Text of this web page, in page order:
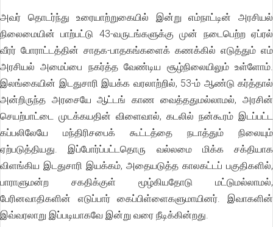
அவர் தொடர்ந்து உரையாற்றுகையில் இன்று எம்நாட்டின் அரசியல்
நிலைமையின் பாற்பட்டு 43-வருடங்களுக்கு முன் நடைபெற்ற ஏப்ரல்
வீரர் போராட்டத்தின் சாதக-பாதகங்களைக் கணக்கில் எடுத்தும் எம்
அரசியல் அமைப்பை நகர்த்த வேண்டிய சூழ்நிலையிலும் உள்ளோம்.
இலங்கையின் இடதுசாரி இயக்க வரலாற்றில், 53-ம் ஆண்டு கர்த்தால்
அன்றிருந்த அரசையே ஆட்டங் காண வைத்ததுமல்லாமல், அரசின்
செயற்பாட்டை முடக்கயதின் விளைவால், கடலில் நன்கூரம் இடப்பட்ட
கப்பலிலேயே மந்திரிசபைக் கூட்டத்தை நடாத்தும் நிலையும்
ஏற்படுத்தியது. இப்போர்ப்பட்டதொரு வல்லமை மிக்க சக்தியாக
விளங்கிய இடதுசாரி இயக்கம், அதையடுத்த காலகட்டப் பகுதிகளில்,
பாராளுமன்ற சகதிக்குள் மூழ்கியதோடு மட்டுமல்லாமல்,
பேரினவாதிகளின் எடுப்பார் கைப்பிள்ளைகளுமாயினர். இவாகளின்
இவ்வரலாறு இப்படியாகவே இன்று வரை நீடிக்கின்றது.